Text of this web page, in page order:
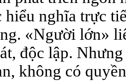
nghĩa trực
«Người lớn»
độc lập.
không có